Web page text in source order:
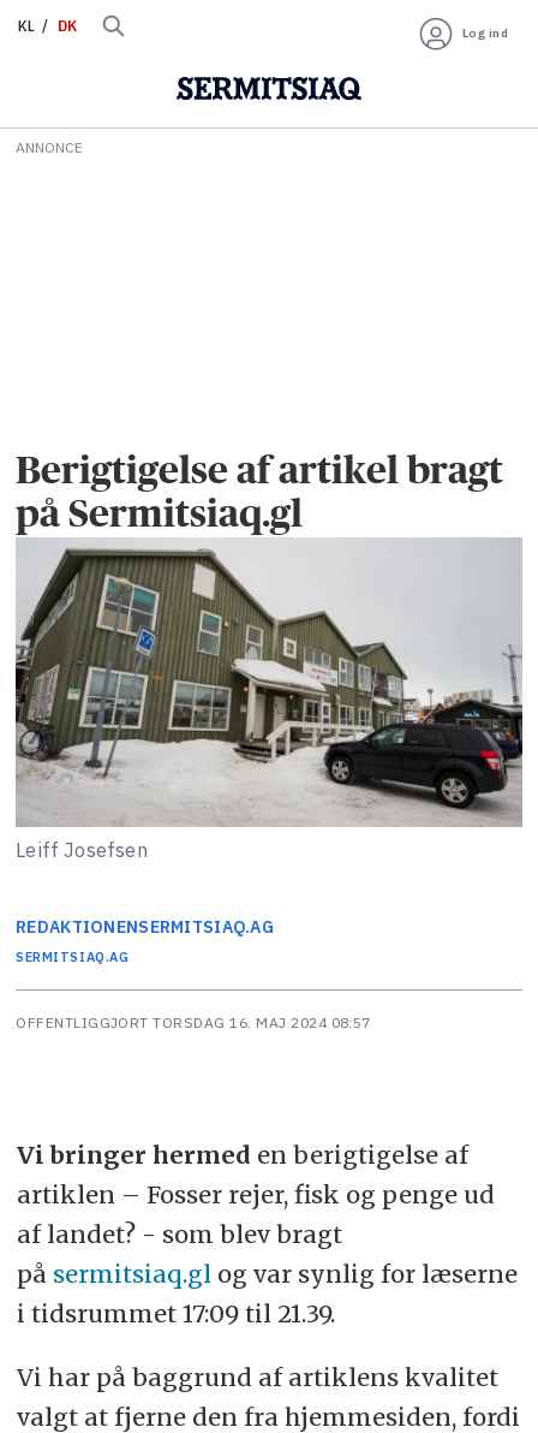
KL DK Log ind
ANNONCE
Berigtigelse af artikel bragt
på Sermitsiaq.gl
Leiff Josefsen
REDAKTIONENSERMITSIAQ.AG
SERMITSIAQ.AG
OFFENTLIGGJORT TORSDAG 16. MAJ 2024 08:57
Vi bringer hermed en berigtigelse af
artiklen – Fosser rejer, fisk og penge ud
af landet? - som blev bragt
på sermitsiaq.gl og var synlig for læserne
i tidsrummet 17:09 til 21.39.
Vi har på baggrund af artiklens kvalitet
valgt at fjerne den fra hjemmesiden, fordi